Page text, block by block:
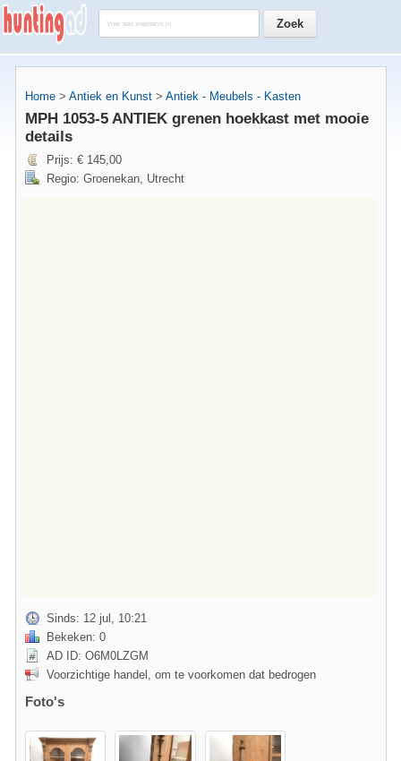
Home > Antiek en Kunst > Antiek - Meubels - Kasten
MPH 1053-5 ANTIEK grenen hoekkast met mooie
details
Prijs: € 145,00
Regio: Groenekan, Utrecht
Sinds: 12 jul, 10:21
Bekeken: 0
AD ID: O6M0LZGM
Voorzichtige handel, om te voorkomen dat bedrogen
Foto's